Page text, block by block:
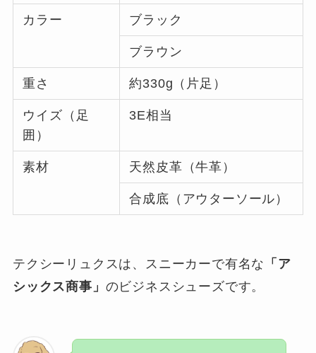
カラー ブラック
ブラウン
重さ 約330g（片足）
ウイズ（足
囲）
3E相当
素材 天然皮革（牛革）
合成底（アウターソール）
テクシーリュクスは、スニーカーで有名な 「ア
シックス商事」 のビジネスシューズです。